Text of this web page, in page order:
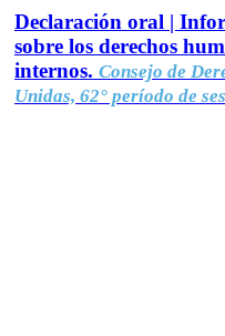
Declaración oral |
sobre los derechos
internos. Consejo de
Unidas, 62° período de